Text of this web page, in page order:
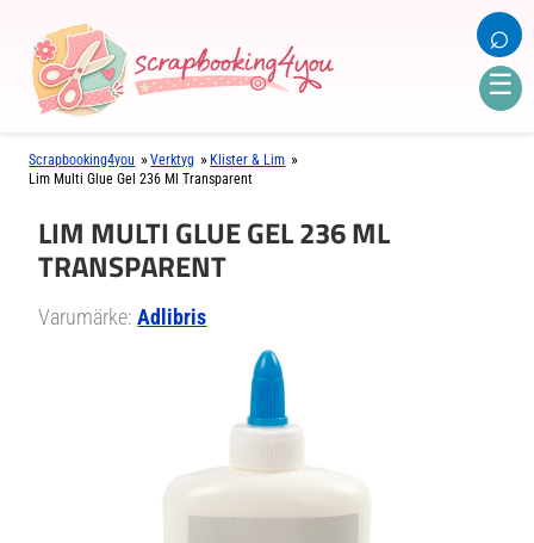
☰
⌕
Scrapbooking4you »Verktyg » Klister & Lim »
Lim Multi Glue Gel 236 Ml Transparent
LIM MULTI GLUE GEL 236 ML
TRANSPARENT
Varumärke:Adlibris